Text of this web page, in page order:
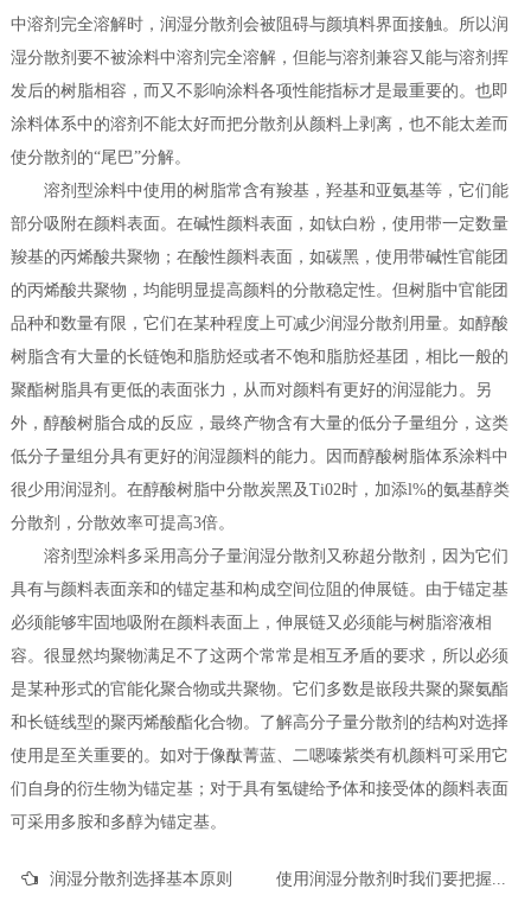
中溶剂完全溶解时，润湿分散剂会被阻碍与颜填料界面接触。所以润
湿分散剂要不被涂料中溶剂完全溶解，但能与溶剂兼容又能与溶剂挥
发后的树脂相容，而又不影响涂料各项性能指标才是最重要的。也即
涂料体系中的溶剂不能太好而把分散剂从颜料上剥离，也不能太差而
使分散剂的“尾巴”分解。
溶剂型涂料中使用的树脂常含有羧基，羟基和亚氨基等，它们能
部分吸附在颜料表面。在碱性颜料表面，如钛白粉，使用带一定数量
羧基的丙烯酸共聚物；在酸性颜料表面，如碳黑，使用带碱性官能团
的丙烯酸共聚物，均能明显提高颜料的分散稳定性。但树脂中官能团
品种和数量有限，它们在某种程度上可减少润湿分散剂用量。如醇酸
树脂含有大量的长链饱和脂肪烃或者不饱和脂肪烃基团，相比一般的
聚酯树脂具有更低的表面张力，从而对颜料有更好的润湿能力。另
外，醇酸树脂合成的反应，最终产物含有大量的低分子量组分，这类
低分子量组分具有更好的润湿颜料的能力。因而醇酸树脂体系涂料中
很少用润湿剂。在醇酸树脂中分散炭黑及Ti02时，加添l%的氨基醇类
分散剂，分散效率可提高3倍。
溶剂型涂料多采用高分子量润湿分散剂又称超分散剂，因为它们
具有与颜料表面亲和的锚定基和构成空间位阻的伸展链。由于锚定基
必须能够牢固地吸附在颜料表面上，伸展链又必须能与树脂溶液相
容。很显然均聚物满足不了这两个常常是相互矛盾的要求，所以必须
是某种形式的官能化聚合物或共聚物。它们多数是嵌段共聚的聚氨酯
和长链线型的聚丙烯酸酯化合物。了解高分子量分散剂的结构对选择
使用是至关重要的。如对于像酞菁蓝、二嗯嗪紫类有机颜料可采用它
们自身的衍生物为锚定基；对于具有氢键给予体和接受体的颜料表面
可采用多胺和多醇为锚定基。
润湿分散剂选择基本原则